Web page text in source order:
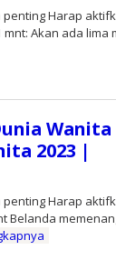
Harap
Akan ada lima
Wanita
2023 |
Harap
Belanda